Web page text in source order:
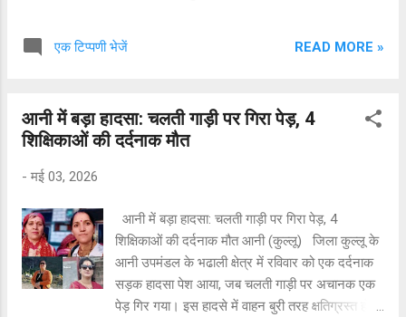
इसकी भूमिका की सराहना की। इस दौरान उन्होंने कहा कि
उदाहरण है, जिसने हिमालयी क्षेत्र में विकास और संपर्क के
नए आयाम स्थापित किए हैं। राज्यपाल ने साउथ पोर्टल
संचालन संबंधी विस्तृत जानकारी प्राप्त की। अधिकारियों
ने उन्हें वर्षभर यातायात सुचारू बनाए रखने के लिए अपनाई
जा रही व्यवस्थाओं की भी जानकारी दी। राज्यपाल ने कहा
कि यह परियोजना पूर्व प्रधानमंत्री अटल बिहारी वाजपेयी
की दृढ़ इच्छाशक्ति और दूरदर्शी सोच का साकार...
एक टिप्पणी भेजें READ MORE »
आनी में बड़ा हादसा: चलती गाड़ी पर गिरा पेड़, 4
शिक्षिकाओं की दर्दनाक मौत
- मई 03, 2026
आनी में बड़ा हादसा: चलती गाड़ी पर गिरा पेड़, 4
शिक्षिकाओं की दर्दनाक मौत आनी (कुल्लू) जिला कुल्लू के
आनी उपमंडल के भढाली क्षेत्र में रविवार को एक दर्दनाक
सड़क हादसा पेश आया, जब चलती गाड़ी पर अचानक एक
पेड़ गिर गया। इस हादसे में वाहन बुरी तरह क्षतिग्रस्त हो